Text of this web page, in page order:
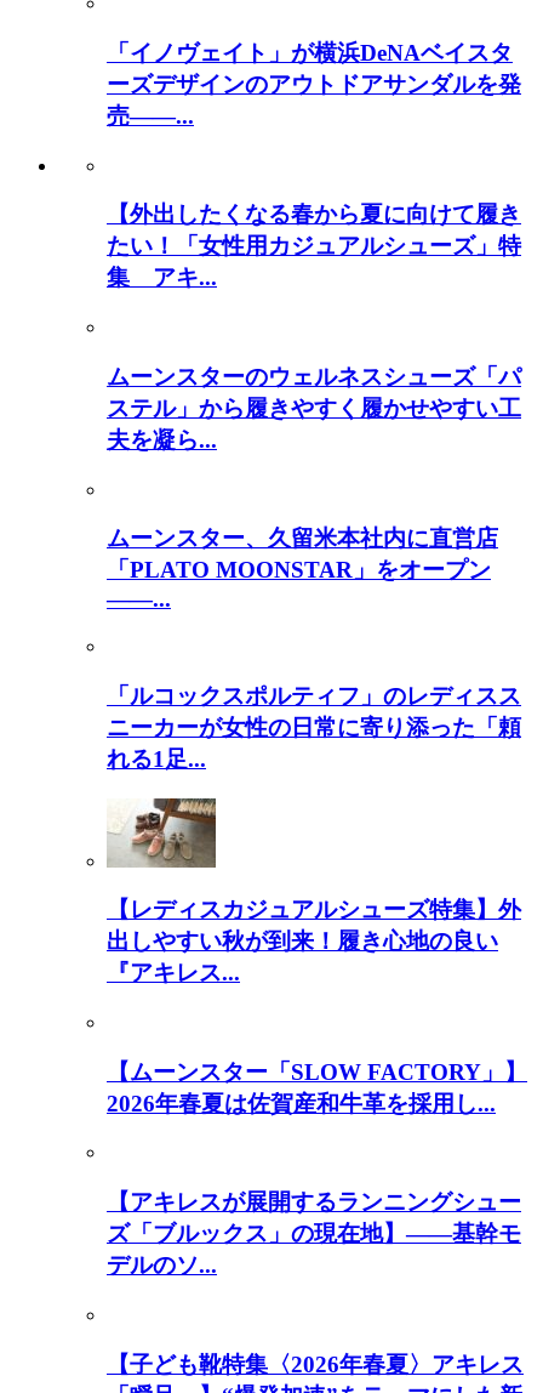
「イノヴェイト」が横浜DeNAベイスタ
ーズデザインのアウトドアサンダルを発
売――...
【外出したくなる春から夏に向けて履き
たい！「女性用カジュアルシューズ」特
集 アキ...
ムーンスターのウェルネスシューズ「パ
ステル」から履きやすく履かせやすい工
夫を凝ら...
ムーンスター、久留米本社内に直営店
「PLATO MOONSTAR」をオープン
――...
「ルコックスポルティフ」のレディスス
ニーカーが女性の日常に寄り添った「頼
れる1足...
【レディスカジュアルシューズ特集】外
出しやすい秋が到来！履き心地の良い
『アキレス...
【ムーンスター「SLOW FACTORY」】
2026年春夏は佐賀産和牛革を採用し...
【アキレスが展開するランニングシュー
ズ「ブルックス」の現在地】――基幹モ
デルのソ...
【子ども靴特集〈2026年春夏〉アキレス